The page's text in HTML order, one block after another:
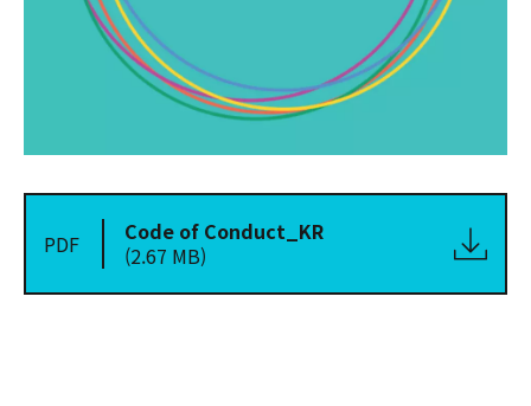
PDF
Code of Conduct_KR
(2.67 MB)